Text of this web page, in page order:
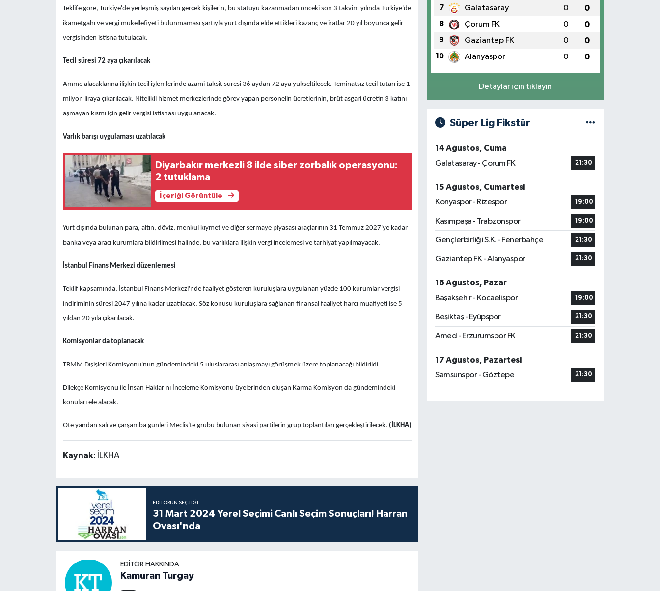
Teklife göre, Türkiye'de yerleşmiş sayılan gerçek kişilerin, bu statüyü kazanmadan önceki son 3 takvim yılında Türkiye'de
ikametgahı ve vergi mükellefiyeti bulunmaması şartıyla yurt dışında elde ettikleri kazanç ve iratlar 20 yıl boyunca gelir
vergisinden istisna tutulacak.
Tecil süresi 72 aya çıkarılacak
Amme alacaklarına ilişkin tecil işlemlerinde azami taksit süresi 36 aydan 72 aya yükseltilecek. Teminatsız tecil tutarı ise 1
milyon liraya çıkarılacak. Nitelikli hizmet merkezlerinde görev yapan personelin ücretlerinin, brüt asgari ücretin 3 katını
aşmayan kısmı için gelir vergisi istisnası uygulanacak.
Varlık barışı uygulaması uzatılacak
Diyarbakır merkezli 8 ilde siber zorbalık operasyonu:
2 tutuklama
İçeriği Görüntüle
Yurt dışında bulunan para, altın, döviz, menkul kıymet ve diğer sermaye piyasası araçlarının 31 Temmuz 2027'ye kadar
banka veya aracı kurumlara bildirilmesi halinde, bu varlıklara ilişkin vergi incelemesi ve tarhiyat yapılmayacak.
İstanbul Finans Merkezi düzenlemesi
Teklif kapsamında, İstanbul Finans Merkezi'nde faaliyet gösteren kuruluşlara uygulanan yüzde 100 kurumlar vergisi
indiriminin süresi 2047 yılına kadar uzatılacak. Söz konusu kuruluşlara sağlanan finansal faaliyet harcı muafiyeti ise 5
yıldan 20 yıla çıkarılacak.
Komisyonlar da toplanacak
TBMM Dışişleri Komisyonu'nun gündemindeki 5 uluslararası anlaşmayı görüşmek üzere toplanacağı bildirildi.
Dilekçe Komisyonu ile İnsan Haklarını İnceleme Komisyonu üyelerinden oluşan Karma Komisyon da gündemindeki
konuları ele alacak.
Öte yandan salı ve çarşamba günleri Meclis'te grubu bulunan siyasi partilerin grup toplantıları gerçekleştirilecek. (İLKHA)
Kaynak: İLKHA
EDITÖRÜN SEÇTIĞI
31 Mart 2024 Yerel Seçimi Canlı Seçim Sonuçları! Harran
Ovası'nda
EDITÖR HAKKINDA
Kamuran Turgay
7 Galatasaray 0 0
8 Çorum FK 0 0
9 Gaziantep FK 0 0
10 Alanyaspor 0 0
Detaylar için tıklayın
Süper Lig Fikstür
14 Ağustos, Cuma
Galatasaray - Çorum FK
21:30
15 Ağustos, Cumartesi
Konyaspor - Rizespor
19:00
Kasımpaşa - Trabzonspor 19:00
Gençlerbirliği S.K. - Fenerbahçe 21:30
Gaziantep FK - Alanyaspor 21:30
16 Ağustos, Pazar
Başakşehir - Kocaelispor
19:00
Beşiktaş - Eyüpspor 21:30
Amed - Erzurumspor FK 21:30
17 Ağustos, Pazartesi
Samsunspor - Göztepe
21:30